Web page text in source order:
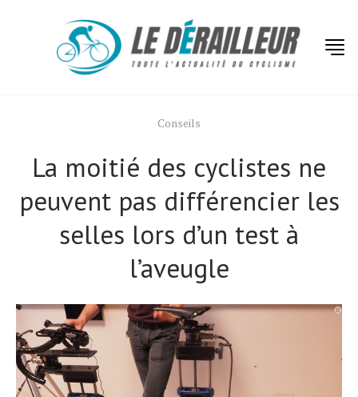
Conseils
La moitié des cyclistes ne
peuvent pas différencier les
selles lors d’un test à
l’aveugle